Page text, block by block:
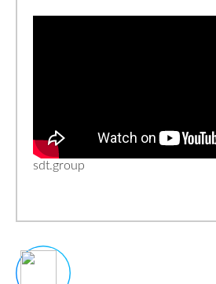
sdt.group